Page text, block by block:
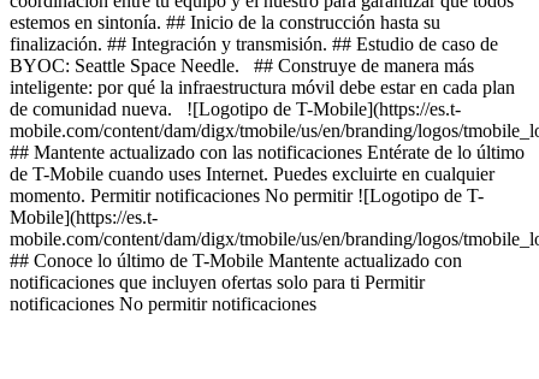
estemos en sintonía. ## Inicio de la construcción hasta su
finalización. ## Integración y transmisión. ## Estudio de caso de
BYOC: Seattle Space Needle. ## Construye de manera más
inteligente: por qué la infraestructura móvil debe estar en cada plan
de comunidad nueva. ![Logotipo de T-Mobile](https://es.t-
mobile.com/content/dam/digx/tmobile/us/en/branding/logos/
## Mantente actualizado con las notificaciones Entérate de lo último
de T-Mobile cuando uses Internet. Puedes excluirte en cualquier
momento. Permitir notificaciones No permitir ![Logotipo de T-
Mobile](https://es.t-
mobile.com/content/dam/digx/tmobile/us/en/branding/logos/
## Conoce lo último de T-Mobile Mantente actualizado con
notificaciones que incluyen ofertas solo para ti Permitir
notificaciones No permitir notificaciones